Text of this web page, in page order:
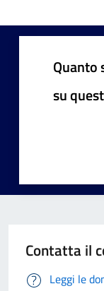
Quanto
su
Contatta il
Leggi le